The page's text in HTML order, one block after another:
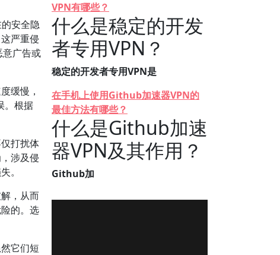
安全隐
严重侵
意广告或
缓慢，
。根据
打扰体
涉及侵
。
，从而
的。选
它们短
VPN有哪些？
什么是稳定的开发
者专用VPN？
稳定的开发者专用VPN是
在手机上使用Github加速器VPN的
最佳方法有哪些？
什么是Github加速
器VPN及其作用？
Github加